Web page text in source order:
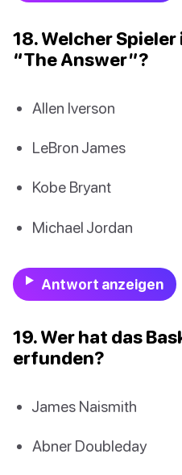
18. Welcher
“The Answer”?
Allen Iverson
LeBron James
Kobe Bryant
Michael Jordan
Antwort anzeigen
19. Wer hat das
erfunden?
James Naismith
Abner Doubleday